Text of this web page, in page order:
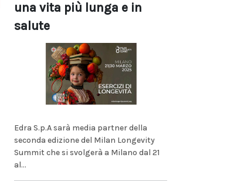
una vita più lunga e in
salute
Edra S.p.A sarà media partner della
seconda edizione del Milan Longevity
Summit che si svolgerà a Milano dal 21
al...